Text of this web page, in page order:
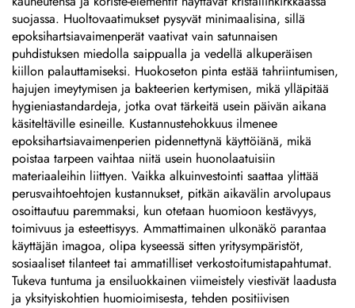
suojassa. Huoltovaatimukset pysyvät minimaalisina, sillä
epoksihartsiavaimenperät vaativat vain satunnaisen
puhdistuksen miedolla saippualla ja vedellä alkuperäisen
kiillon palauttamiseksi. Huokoseton pinta estää tahriintumisen,
hajujen imeytymisen ja bakteerien kertymisen, mikä ylläpitää
hygieniastandardeja, jotka ovat tärkeitä usein päivän aikana
käsiteltäville esineille. Kustannustehokkuus ilmenee
epoksihartsiavaimenperien pidennettynä käyttöiänä, mikä
poistaa tarpeen vaihtaa niitä usein huonolaatuisiin
materiaaleihin liittyen. Vaikka alkuinvestointi saattaa ylittää
perusvaihtoehtojen kustannukset, pitkän aikavälin arvolupaus
osoittautuu paremmaksi, kun otetaan huomioon kestävyys,
toimivuus ja esteettisyys. Ammattimainen ulkonäkö parantaa
käyttäjän imagoa, olipa kyseessä sitten yritysympäristöt,
sosiaaliset tilanteet tai ammatilliset verkostoitumistapahtumat.
Tukeva tuntuma ja ensiluokkainen viimeistely viestivät laadusta
ja yksityiskohtien huomioimisesta, tehden positiivisen